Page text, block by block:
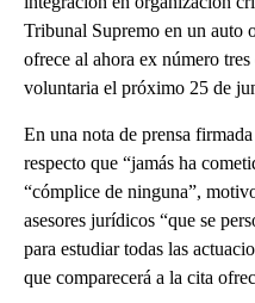
Tribunal Supremo en un auto
ofrece al ahora ex número
voluntaria el próximo 25 de
En una nota de prensa
respecto que “jamás ha
“cómplice de ninguna”,
asesores jurídicos “que se
para estudiar todas las
que comparecerá a la cita